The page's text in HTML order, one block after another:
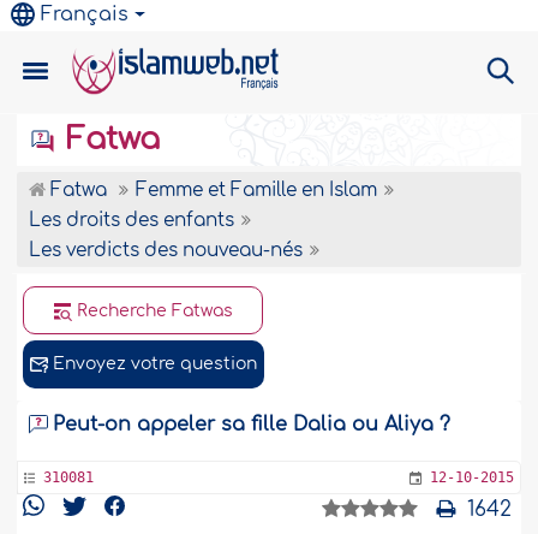
Français
Fatwa
Fatwa
Femme et Famille en Islam
Les droits des enfants
Les verdicts des nouveau-nés
Recherche Fatwas
Envoyez votre question
Peut-on appeler sa fille Dalia ou Aliya ?
310081 12-10-2015
1642